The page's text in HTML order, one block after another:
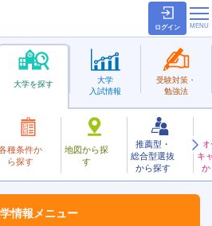
ログイン
大学を探す
種条件か
ら探す
地図から探
す
推薦型・
総合型選抜
から探す
キ
か
大学
入試情報
受験対策・
勉強法
学 お気に入り
情報 メニュー